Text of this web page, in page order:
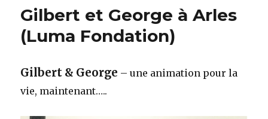
Gilbert et George à Arles
(Luma Fondation)
Gilbert & George – une animation pour la
vie, maintenant…..